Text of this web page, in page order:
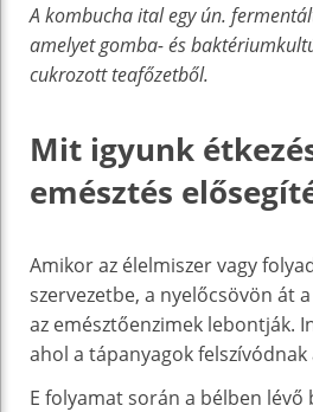
A kombucha ital egy ún.
amelyet gomba- és
cukrozott teafőzetből.
Mit igyunk
emésztés
Amikor az élelmiszer vagy
szervezetbe, a nyelőcsövön át
az emésztőenzimek lebontják.
ahol a tápanyagok
E folyamat során a bélben